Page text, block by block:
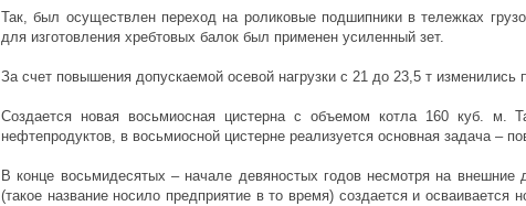
Так, был осуществлен переход на роликовые подшипники в тележках
для изготовления хребтовых балок был применен усиленный зет.
За счет повышения допускаемой осевой нагрузки с 21 до 23,5 т изменились
Создается новая восьмиосная цистерна с объемом котла 160 куб.
нефтепродуктов, в восьмиосной цистерне реализуется основная задача –
В конце восьмидесятых – начале девяностых годов несмотря на внешние
(такое название носило предприятие в то время) создается и осваивается